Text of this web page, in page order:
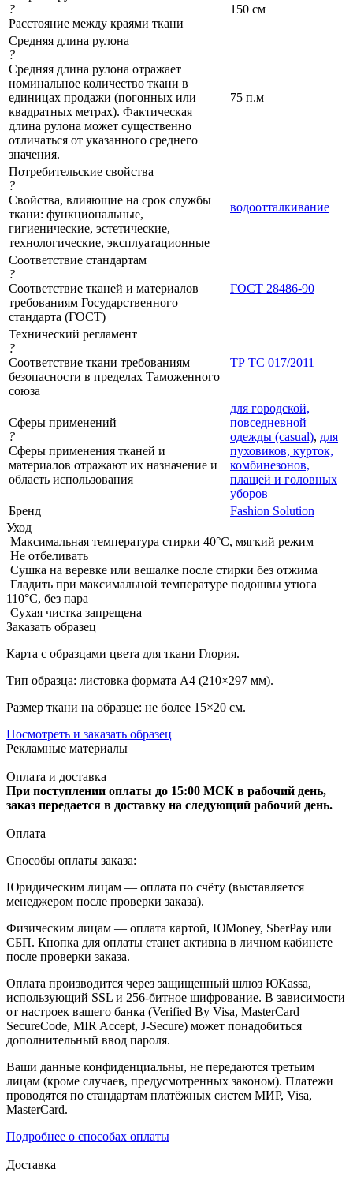
?
Расстояние между краями ткани
150 см
Средняя длина рулона
?
Средняя длина рулона отражает
номинальное количество ткани в
единицах продажи (погонных или
квадратных метрах). Фактическая
длина рулона может существенно
отличаться от указанного среднего
значения.
75 п.м
Потребительские свойства
?
Свойства, влияющие на срок службы
ткани: функциональные,
гигиенические, эстетические,
технологические, эксплуатационные
водоотталкивание
Соответствие стандартам
?
Соответствие тканей и материалов
требованиям Государственного
стандарта (ГОСТ)
ГОСТ 28486-90
Технический регламент
?
Соответствие ткани требованиям
безопасности в пределах Таможенного
союза
ТР ТС 017/2011
Сферы применений
?
Сферы применения тканей и
материалов отражают их назначение и
область использования
для городской,
повседневной
одежды (casual), для
пуховиков, курток,
комбинезонов,
плащей и головных
уборов
Бренд
Fashion Solution
Уход
Максимальная температура стирки 40°C, мягкий режим
Не отбеливать
Сушка на веревке или вешалке после стирки без отжима
Гладить при максимальной температуре подошвы утюга
110°C, без пара
Сухая чистка запрещена
Заказать образец
Карта с образцами цвета для ткани Глория.
Тип образца: листовка формата А4 (210×297 мм).
Размер ткани на образце: не более 15×20 см.
Посмотреть и заказать образец
Рекламные материалы
Оплата и доставка
При поступлении оплаты до 15:00 МСК в рабочий день,
заказ передается в доставку на следующий рабочий день.
Оплата
Способы оплаты заказа:
Юридическим лицам — оплата по счёту (выставляется
менеджером после проверки заказа).
Физическим лицам — оплата картой, ЮMoney, SberPay или
СБП. Кнопка для оплаты станет активна в личном кабинете
после проверки заказа.
Оплата производится через защищенный шлюз ЮKassa,
использующий SSL и 256-битное шифрование. В зависимости
от настроек вашего банка (Verified By Visa, MasterCard
SecureCode, MIR Accept, J-Secure) может понадобиться
дополнительный ввод пароля.
Ваши данные конфиденциальны, не передаются третьим
лицам (кроме случаев, предусмотренных законом). Платежи
проводятся по стандартам платёжных систем МИР, Visa,
MasterCard.
Подробнее о способах оплаты
Доставка